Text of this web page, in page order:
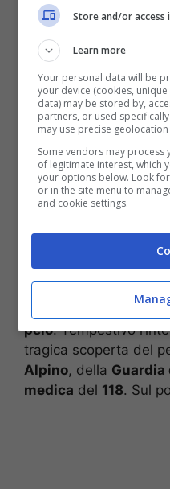
Terrificante
ragazzo di 31
Nel pomeriggio di ieri,
donna è stata
vicinanze delGiogo
vittima è una56enne
Secondo le prime
alcune fonti locali e la
alcuni escursionisti,
1750 metri
di quota,
donna sotto un albero
pelo. Tempestivo
tragica scoperta del
Alpino, della Guardia
medica del 118. Sul
Store and/or
Learn more
Your personal data will be
your device (cookies,
data) may be stored by,
partners, or used
may use precise
Some vendors may
of legitimate interest, which
your options below. Look
or in the site menu to
and cookie settings.